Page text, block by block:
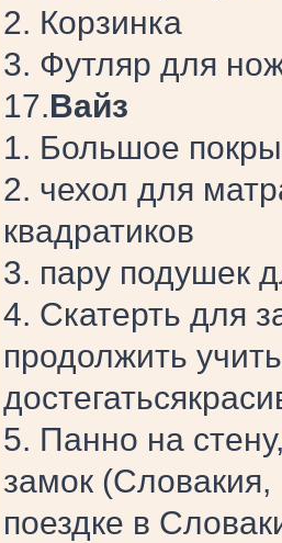
2. Корзинка
3. Футляр для
17.Вайз
1. Большое
2. чехол для
квадратиков
3. пару подушек
4. Скатерть для
продолжить
5. Панно на
замок (Словакия,
поездке в